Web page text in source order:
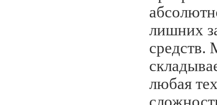
лишних
любая